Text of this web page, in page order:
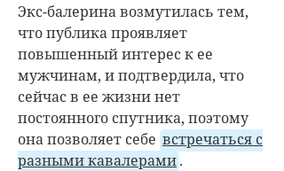
Экс-балерина возмутилась тем,
что публика проявляет
повышенный интерес к ее
мужчинам, и подтвердила, что
сейчас в ее жизни нет
постоянного спутника, поэтому
она позволяет себе встречаться с
разными кавалерами.